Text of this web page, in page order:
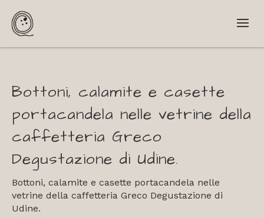
Bottoni, calamite e casette
portacandela nelle vetrine della
caffetteria Greco
Degustazione di Udine.
Bottoni, calamite e casette portacandela nelle
vetrine della caffetteria Greco Degustazione di
Udine.